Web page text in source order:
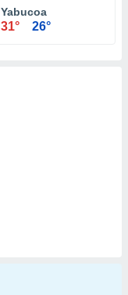
Yabucoa
31° 26°